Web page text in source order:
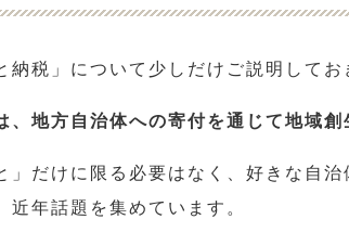
納税」について少しだけご説明してお
、地方自治体への寄付を通じて地域
」だけに限る必要はなく、好きな自
近年話題を集めています。